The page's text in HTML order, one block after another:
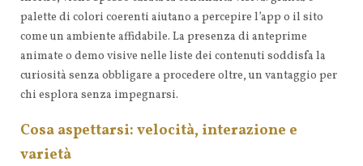
palette di colori coerenti aiutano a percepire l’app o il sito
come un ambiente affidabile. La presenza di anteprime
animate o demo visive nelle liste dei contenuti soddisfa la
curiosità senza obbligare a procedere oltre, un vantaggio per
chi esplora senza impegnarsi.
Cosa aspettarsi: velocità, interazione e
varietà